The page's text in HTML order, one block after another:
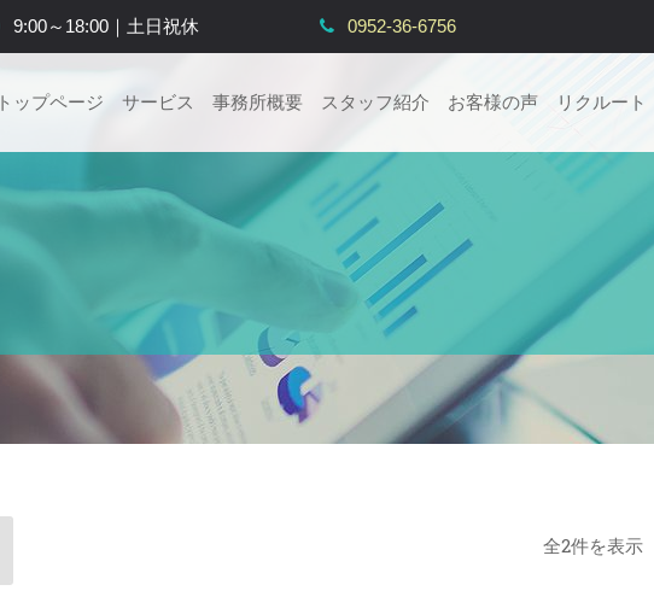
9:00～18:00｜土日祝休 0952-36-6756
トップページ サービス 事務所概要 スタッフ紹介 お客様の声 リクルート
全2件を表示